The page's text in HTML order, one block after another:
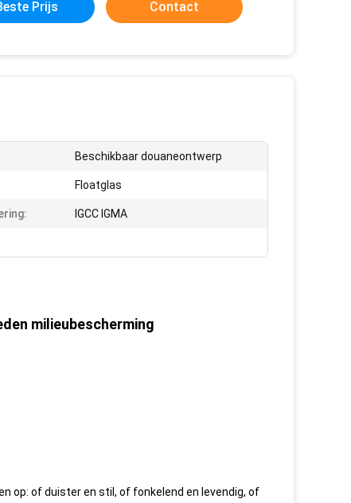
Prijs Contact
Beschikbaar douaneontwerp
Floatglas
IGCC IGMA
milieubescherming
op: of duister en stil, of fonkelend en levendig, of